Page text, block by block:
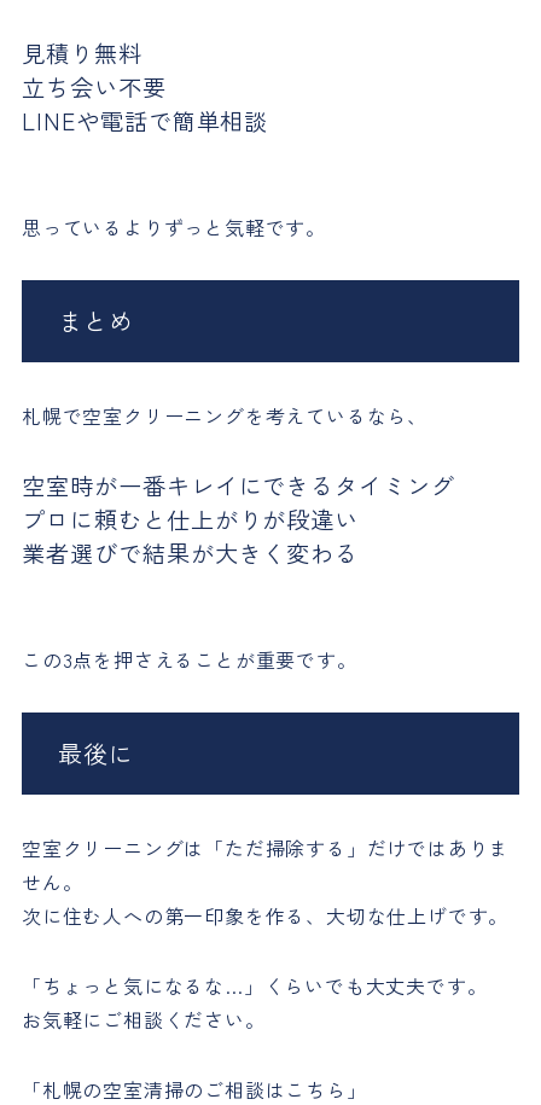
見積り無料
立ち会い不要
LINEや電話で簡単相談
思っているよりずっと気軽です。
まとめ
札幌で空室クリーニングを考えているなら、
空室時が一番キレイにできるタイミング
プロに頼むと仕上がりが段違い
業者選びで結果が大きく変わる
この3点を押さえることが重要です。
最後に
空室クリーニングは「ただ掃除する」だけではありま
せん。
次に住む人への第一印象を作る、大切な仕上げです。
「ちょっと気になるな…」くらいでも大丈夫です。
お気軽にご相談ください。
「札幌の空室清掃のご相談はこちら」